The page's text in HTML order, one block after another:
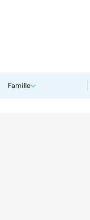
Famille